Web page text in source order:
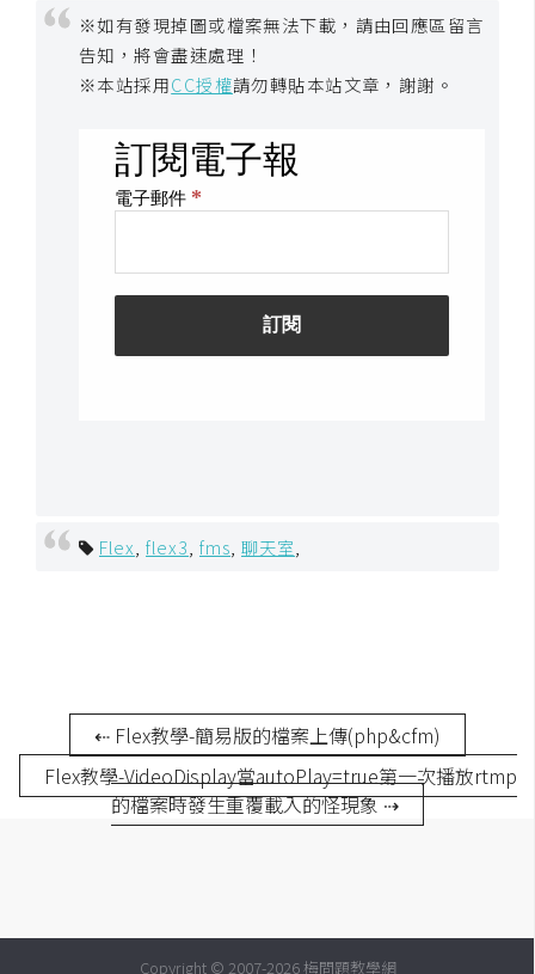
※如有發現掉圖或檔案無法下載，請由回應區留言
告知，將會盡速處理！
※本站採用CC授權請勿轉貼本站文章，謝謝。
Flex flex3 fms 聊天室
⇠ Flex教學-簡易版的檔案上傳(php&cfm)
Flex教學-VideoDisplay當autoPlay=true第一次播放rtmp
的檔案時發生重覆載入的怪現象 ⇢
Copyright © 2007-2026 梅問題教學網